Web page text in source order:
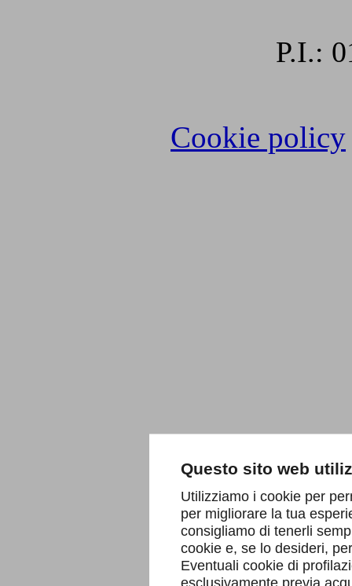
Questo sito web
Utilizziamo i cookie per
per migliorare la tua
consigliamo di tenerli
cookie e, se lo desideri,
Eventuali cookie di
esclusivamente previa
P.I.:
Cookie policy